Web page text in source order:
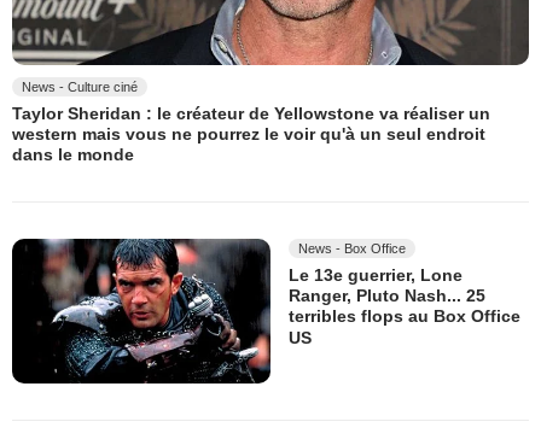
News - Culture ciné
Taylor Sheridan : le créateur de Yellowstone va réaliser un
western mais vous ne pourrez le voir qu'à un seul endroit
dans le monde
News - Box Office
Le 13e guerrier, Lone
Ranger, Pluto Nash... 25
terribles flops au Box Office
US